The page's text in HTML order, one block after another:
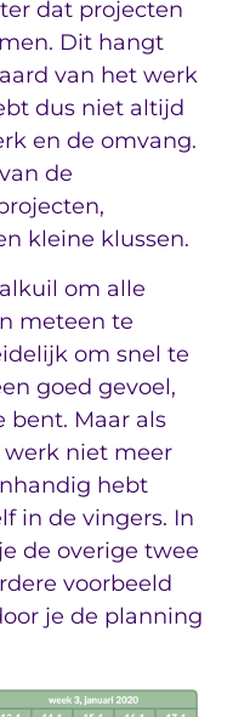
dat projecten
Dit hangt
van het werk
dus niet altijd
en de omvang.
de
kleine klussen.
om alle
meteen te
om snel te
goed gevoel,
bent. Maar als
niet meer
hebt
in de vingers. In
de overige twee
voorbeeld
je de planning